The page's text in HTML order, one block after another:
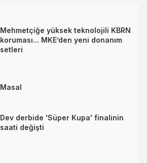
Mehmetçiğe yüksek teknolojili KBRN
koruması... MKE’den yeni donanım
setleri
Masal
Dev derbide 'Süper Kupa' finalinin
saati değişti